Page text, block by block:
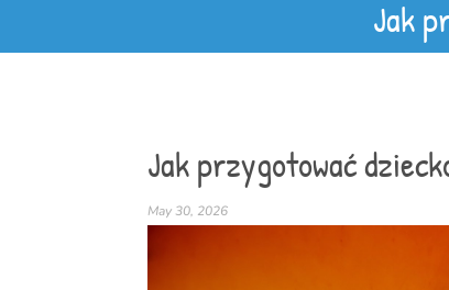
Jak
Jak przygotować
May 30, 2026